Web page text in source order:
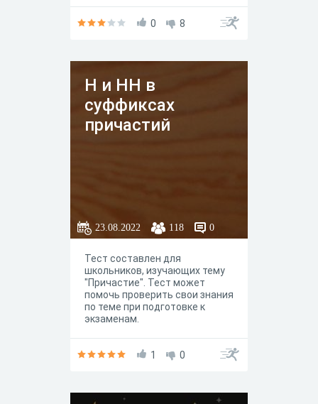
0 8
Н и НН в
суффиксах
причастий
23.08.2022 118 0
Тест составлен для
школьников, изучающих тему
"Причастие". Тест может
помочь проверить свои знания
по теме при подготовке к
экзаменам.
1 0